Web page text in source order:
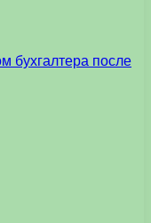
бухгалтера после